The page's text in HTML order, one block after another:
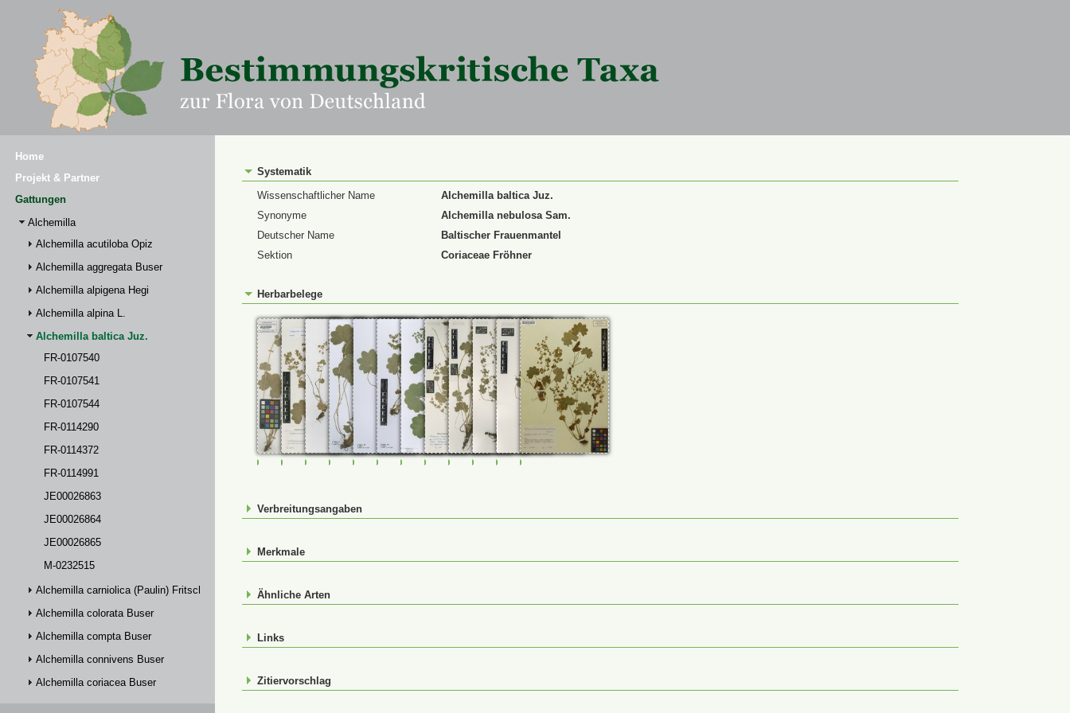
Home
Projekt & Partner
Gattungen
Alchemilla
Alchemilla acutiloba Opiz
Alchemilla aggregata Buser
Alchemilla alpigena Hegi
Alchemilla alpina L.
Alchemilla baltica Juz.
FR-0107540
FR-0107541
FR-0107544
FR-0114290
FR-0114372
FR-0114991
JE00026863
JE00026864
JE00026865
M-0232515
Alchemilla carniolica (Paulin) Fritsch
Alchemilla colorata Buser
Alchemilla compta Buser
Alchemilla connivens Buser
Alchemilla coriacea Buser
Systematik
Wissenschaftlicher Name
Alchemilla baltica Juz.
Synonyme
Alchemilla nebulosa Sam.
Deutscher Name
Baltischer Frauenmantel
Sektion
Coriaceae Fröhner
Herbarbelege
FR-0107540FR-0107541FR-0107544FR-0114290FR-0114372FR-0114373FR-0114991JE00026863JE00026864JE00026865JE00026866
Verbreitungsangaben
Merkmale
Ähnliche Arten
Links
Zitiervorschlag